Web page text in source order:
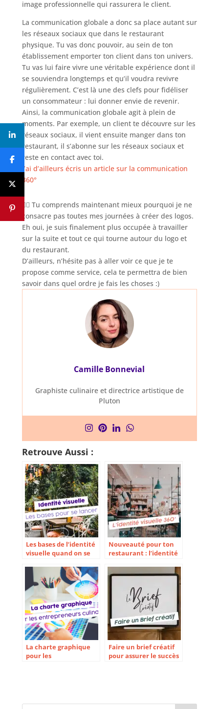
image professionnelle qui rassurera le client.
La communication globale a donc sa place autant sur
les réseaux sociaux que dans le restaurant
physique. Tu vas donc pouvoir, au sein de ton
établissement emporter ton client dans ton univers.
Tu vas lui faire vivre une véritable expérience dont il
se souviendra longtemps et qu’il voudra revivre
régulièrement. C’est là une des clefs pour fidéliser
un consommateur : lui donner envie de revenir.
Ainsi, la communication globale agit à plein de
moments. Par exemple, un client te découvre sur les
réseaux sociaux, il vient ensuite manger dans ton
restaurant, il s’abonne sur les réseaux sociaux et
reste en contact avec toi.
J’ai d’ailleurs écris un article sur la communication
360°
👉🏻 Tu comprends maintenant mieux pourquoi je ne
consacre pas toutes mes journées à créer des logos.
Eh oui, je suis finalement plus occupée à travailler
sur la suite et tout ce qui tourne autour du logo et
du restaurant.
D’ailleurs, n’hésite pas à aller voir ce que je te
propose comme service, cela te permettra de bien
savoir dans quel ordre je fais les choses :)
Camille Bonnevial
Graphiste culinaire et directrice artistique de
Pluton
Retrouve Aussi :
Les bases de l’identité
visuelle quand on se
Nouveauté pour ton
restaurant : l’identité
La charte graphique
pour les
Faire un brief créatif
pour assurer le succès